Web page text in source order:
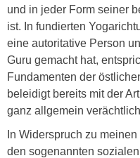
und in jeder Form seiner
ist. In fundierten
eine autoritative Person
Guru gemacht hat,
Fundamenten der
beleidigt bereits mit der
ganz allgemein
In Widerspruch zu
den sogenannten